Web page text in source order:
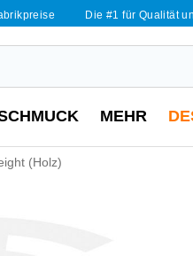
Die #1 für Qualität
MEHR
(Holz)